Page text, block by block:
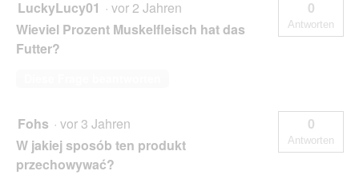
LuckyLucy01 · vor 2 Jahren
Wieviel Prozent Muskelfleisch hat das
Futter?
0
Antworten
Fohs · vor 3 Jahren
W jakiej sposób ten produkt
przechowywać?
0
Antworten